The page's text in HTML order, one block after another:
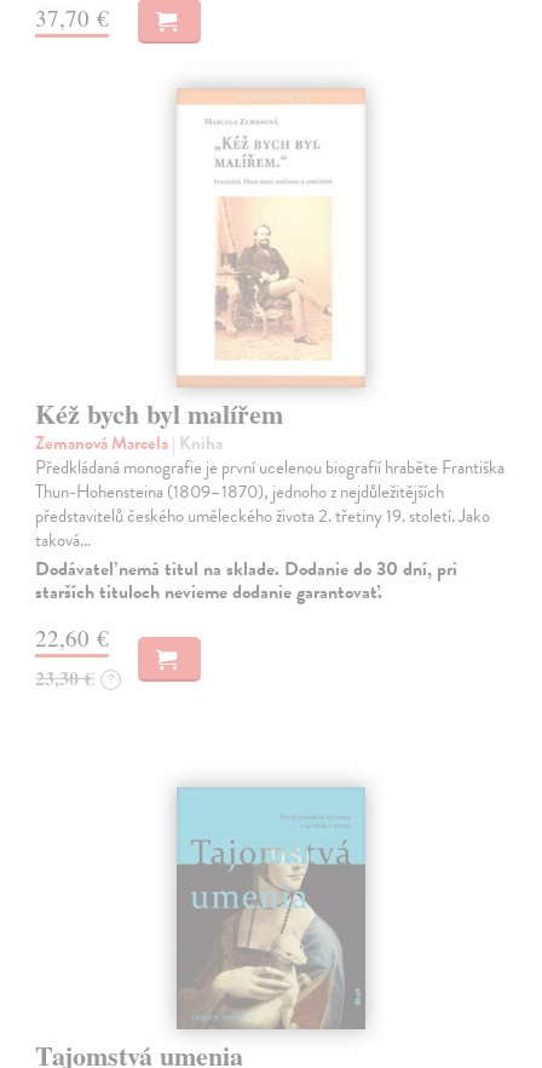
37,70 €
Kéž bych byl malířem
Zemanová Marcela| Kniha
Předkládaná monografie je první ucelenou biografií hraběte Františka
Thun-Hohensteina (1809–1870), jednoho z nejdůležitějších
představitelů českého uměleckého života 2. třetiny 19. století. Jako
taková…
Dodávateľ nemá titul na sklade. Dodanie do 30 dní, pri
starších tituloch nevieme dodanie garantovať.
22,60 €
23,30 € ?
Tajomstvá umenia